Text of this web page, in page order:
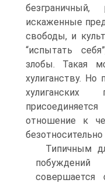
искаженные
свободы, и
“испытать
злобы. Такая
хулиганству. Но
отношение к
Типичным